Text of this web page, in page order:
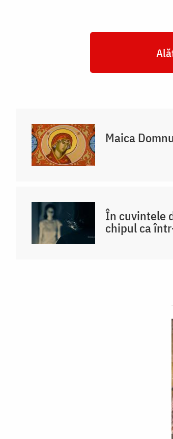
Maica
În cuvintele
chipul ca